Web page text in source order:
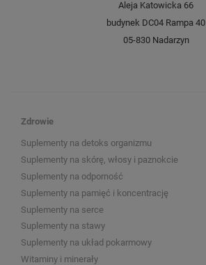
Aleja Katowicka 66
budynek DC04 Rampa 40
05-830 Nadarzyn
Zdrowie
Suplementy na detoks organizmu
Suplementy na skórę, włosy i paznokcie
Suplementy na odporność
Suplementy na pamięć i koncentrację
Suplementy na serce
Suplementy na stawy
Suplementy na układ pokarmowy
Witaminy i minerały